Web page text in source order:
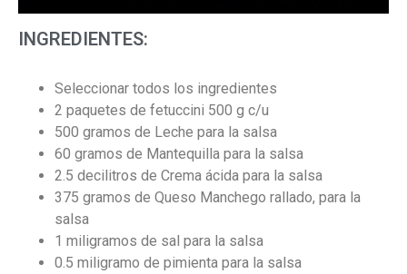
INGREDIENTES:
Seleccionar todos los ingredientes
2 paquetes de fetuccini 500 g c/u
500 gramos de Leche para la salsa
60 gramos de Mantequilla para la salsa
2.5 decilitros de Crema ácida para la salsa
375 gramos de Queso Manchego rallado, para la
salsa
1 miligramos de sal para la salsa
0.5 miligramo de pimienta para la salsa